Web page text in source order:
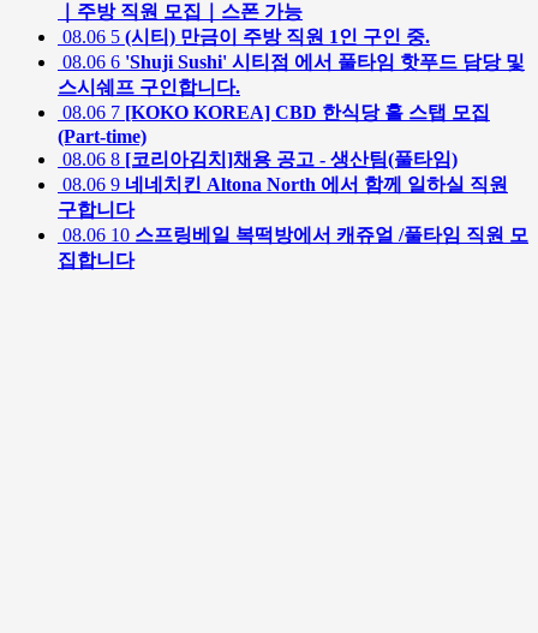
｜주방 직원 모집｜스폰 가능
08.06 5 (시티) 만금이 주방 직원 1인 구인 중.
08.06 6 'Shuji Sushi' 시티점 에서 풀타임 핫푸드 담당 및
스시쉐프 구인합니다.
08.06 7 [KOKO KOREA] CBD 한식당 홀 스탭 모집
(Part-time)
08.06 8 [코리아김치]채용 공고 - 생산팀(풀타임)
08.06 9 네네치킨 Altona North 에서 함께 일하실 직원
구합니다
08.06 10 스프링베일 복떡방에서 캐쥬얼 /풀타임 직원 모
집합니다